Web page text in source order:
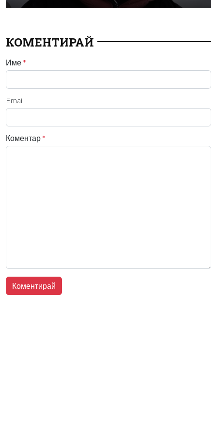
КОМЕНТИРАЙ
Име *
Email
Коментар *